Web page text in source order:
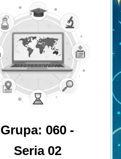
Grupa: 060 -
Seria 02